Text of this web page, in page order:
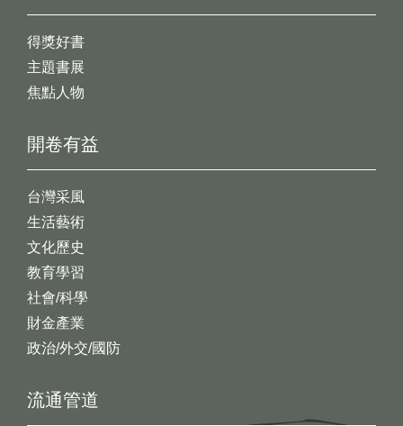
開卷有益
台灣采風
生活藝術
文化歷史
教育學習
社會/科學
財金產業
政治/外交/國防
得獎好書
主題書展
焦點人物
流通管道